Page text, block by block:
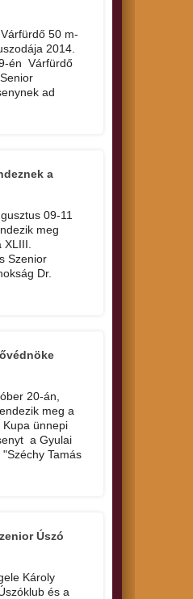
50 m-
2014.
én Várfürdő
ad
a
09-11
meg
Szenior
Dr.
20-án,
meg a
Kupa ünnepi
a Gyulai
Tamás
Úszó
Károly
és a